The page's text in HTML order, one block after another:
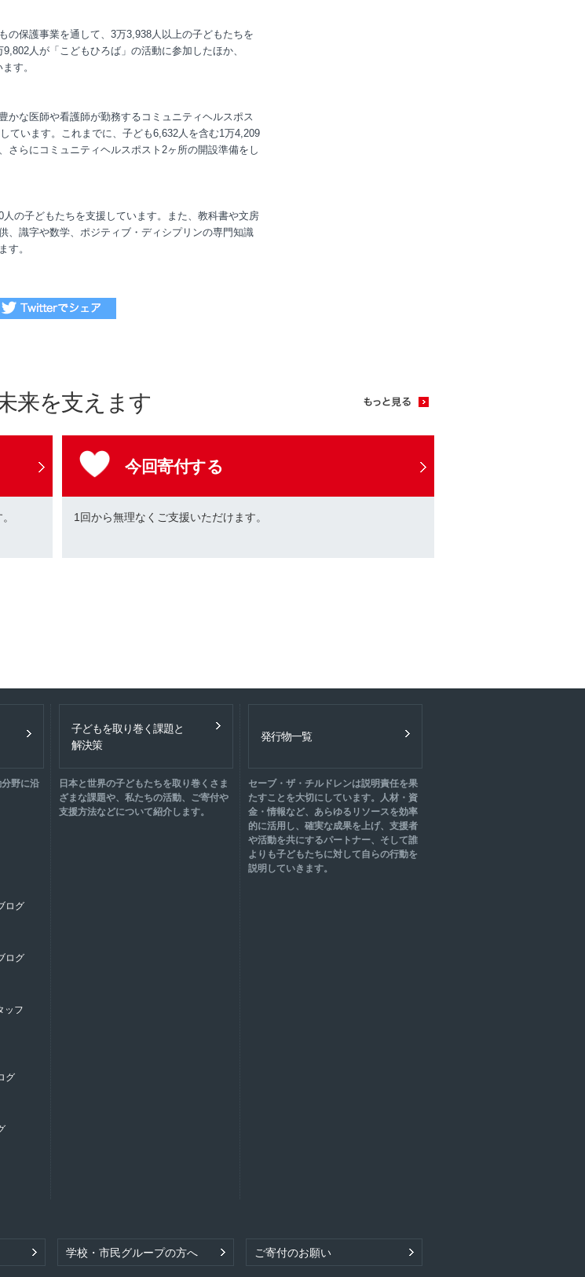
の保護事業を通して、3万3,938人以上の子どもたちを
人が「こどもひろば」の活動に参加したほか、
す。
かな医師や看護師が勤務するコミュニティヘルスポス
ています。これまでに、子ども6,632人を含む1万4,209
さらにコミュニティヘルスポスト2ヶ所の開設準備をし
の子どもたちを支援しています。また、教科書や文房
、識字や数学、ポジティブ・ディシプリンの専門知識
す。
来を支えます
今回寄付する
1回から無理なくご支援いただけます。
野に沿
ログ
ログ
ッフ
グ
子どもを取り巻く課題と
解決策
日本と世界の子どもたちを取り巻くさま
ざまな課題や、私たちの活動、ご寄付や
支援方法などについて紹介します。
発行物一覧
セーブ・ザ・チルドレンは説明責任を果
たすことを大切にしています。人材・資
金・情報など、あらゆるリソースを効率
的に活用し、確実な成果を上げ、支援者
や活動を共にするパートナー、そして誰
よりも子どもたちに対して自らの行動を
説明していきます。
学校・市民グループの方へ ご寄付のお願い